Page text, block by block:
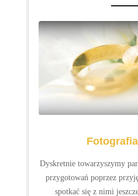
Zdjęcia
Wykonujemy
stosując wzór oraz